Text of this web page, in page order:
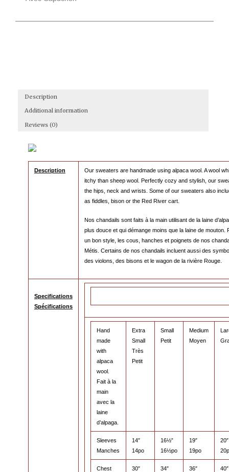
Description
Additional information
Reviews (0)
Description
Our sweaters are handmade using alpaca wool. A wool
itchy than sheep wool. Perfectly cozy and stylish, our
the hips, neck and wrists. Some of our sweaters also
as fiddles, bison or the Red River cart.
Nos chandails sont faits à la main utilisant de la laine
plus douce et qui démange moins que la laine de mouton.
un bon style, les cous, hanches et poignets de nos
Métis. Certains de nos chandails incluent aussi des
des violons, des bisons et le wagon de la rivière Rouge.
Specifications
Spécifications
Hand
made
with
alpaca
wool.
Fait à la
main
avec la
laine
d’alpaga.
Extra
Small
Très
Petit
Small
Petit
Medium
Moyen
Sleeves
Manches
14″
14po
16½”
16½po
19″
19po
20″
Chest
30″
34″
36″
40″